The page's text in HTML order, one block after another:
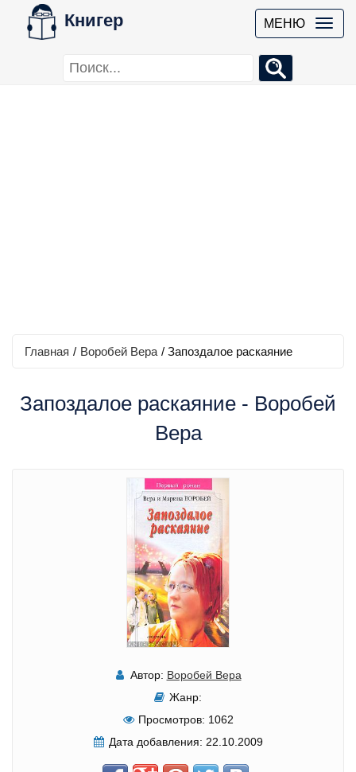
Книгер МЕНЮ
Главная / Воробей Вера / Запоздалое раскаяние
Запоздалое раскаяние - Воробей
Вера
Автор: Воробей Вера
Жанр:
Просмотров: 1062
Дата добавления: 22.10.2009